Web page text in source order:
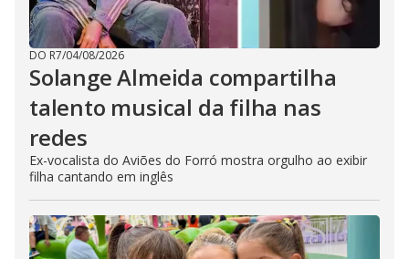
DO R7/04/08/2026
Solange Almeida compartilha
talento musical da filha nas
redes
Ex-vocalista do Aviões do Forró mostra orgulho ao exibir
filha cantando em inglês